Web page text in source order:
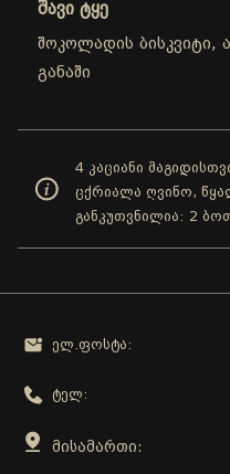
შავი ტყე
შოკოლადის ბისკვიტი,
განაში
4 კაციანი
ცქრიალა ღვინო,
განკუთვნილია: 2
ელ.ფოსტა:
ტელ:
მისამართი: